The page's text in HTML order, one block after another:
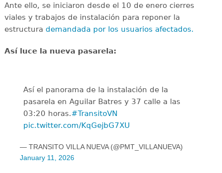
Ante ello, se iniciaron desde el 10 de enero cierres
viales y trabajos de instalación para reponer la
estructura demandada por los usuarios afectados.
Así luce la nueva pasarela:
Así el panorama de la instalación de la
pasarela en Aguilar Batres y 37 calle a las
03:20 horas.#TransitoVN
pic.twitter.com/KqGejbG7XU
— TRANSITO VILLA NUEVA (@PMT_VILLANUEVA)
January 11, 2026